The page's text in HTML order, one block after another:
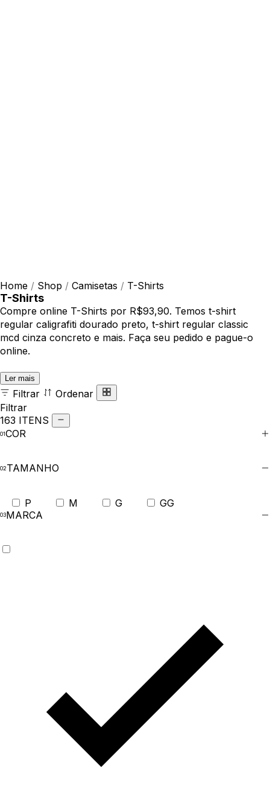
Home / Shop / Camisetas / T-Shirts
T-Shirts
Compre online T-Shirts por R$93,90. Temos t-shirt
regular caligrafiti dourado preto, t-shirt regular classic
mcd cinza concreto e mais. Faça seu pedido e pague-o
online.
Ler mais
Filtrar
Ordenar
Filtrar
163 ITENS
COR
TAMANHO
P M G
GG
MARCA